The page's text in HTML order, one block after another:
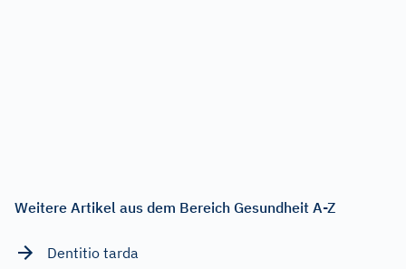
Weitere Artikel aus dem Bereich Gesundheit A-Z
Dentitio tarda